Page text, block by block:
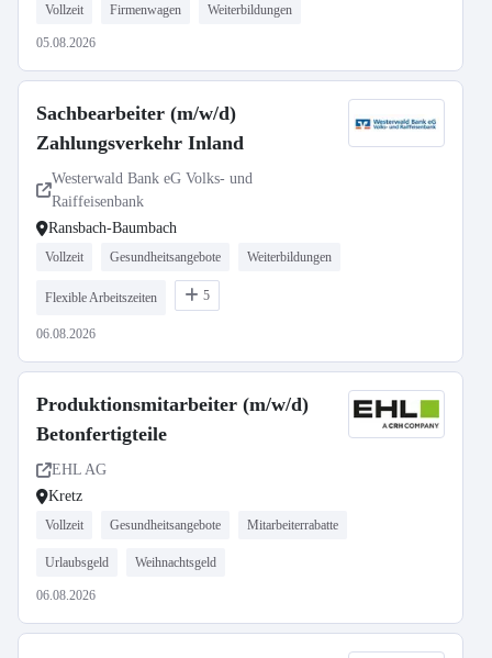
Vollzeit Firmenwagen Weiterbildungen
05.08.2026
Sachbearbeiter (m/w/d)
Zahlungsverkehr Inland
Westerwald Bank eG Volks- und
Raiffeisenbank
Ransbach-Baumbach
Vollzeit Gesundheitsangebote Weiterbildungen
Flexible Arbeitszeiten 5
06.08.2026
Produktionsmitarbeiter (m/w/d)
Betonfertigteile
EHL AG
Kretz
Vollzeit Gesundheitsangebote Mitarbeiterrabatte
Urlaubsgeld Weihnachtsgeld
06.08.2026